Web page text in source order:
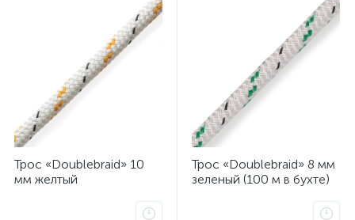
Трос «Doublebraid» 10
мм желтый
Трос «Doublebraid» 8 мм
зеленый (100 м в бухте)